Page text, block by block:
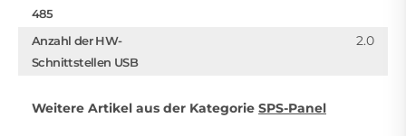
485
Anzahl der HW-
Schnittstellen USB
2.0
Weitere Artikel aus der Kategorie SPS-Panel